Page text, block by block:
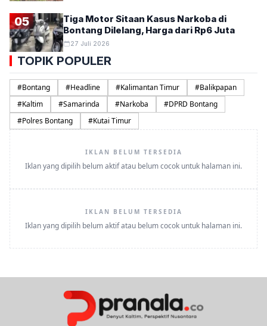
05
Tiga Motor Sitaan Kasus Narkoba di
Bontang Dilelang, Harga dari Rp6 Juta
27 Juli 2026
TOPIK POPULER
#Bontang #Headline #Kalimantan Timur #Balikpapan
#Kaltim #Samarinda #Narkoba #DPRD Bontang
#Polres Bontang #Kutai Timur
IKLAN BELUM TERSEDIA
Iklan yang dipilih belum aktif atau belum cocok untuk halaman ini.
IKLAN BELUM TERSEDIA
Iklan yang dipilih belum aktif atau belum cocok untuk halaman ini.